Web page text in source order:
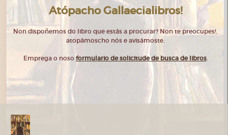
Atópacho Gallaecialibros!
Non dispoñemos do libro que estás a procurar? Non te preocupes!,
atopámoscho nós e avisámoste.
Emprega o noso formulario de solicitude de busca de libros.